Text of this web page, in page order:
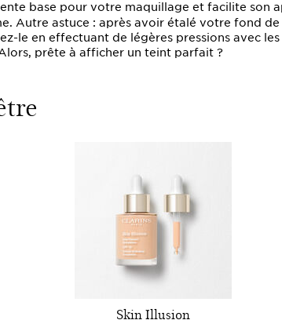
base pour votre maquillage et facilite son
Autre astuce : après avoir étalé votre fond de
le en effectuant de légères pressions avec les
prête à afficher un teint parfait ?
Skin Illusion